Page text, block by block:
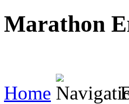
Marathon
Home